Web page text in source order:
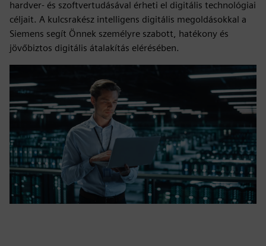
hardver- és szoftvertudásával érheti el digitális technológiai
céljait. A kulcsrakész intelligens digitális megoldásokkal a
Siemens segít Önnek személyre szabott, hatékony és
jövőbiztos digitális átalakítás elérésében.